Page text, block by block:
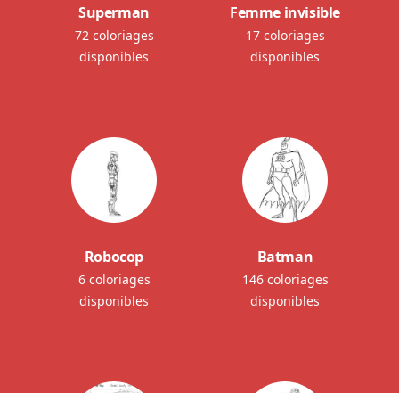
Superman
72 coloriages
disponibles
Femme invisible
17 coloriages
disponibles
Robocop
6 coloriages
disponibles
Batman
146 coloriages
disponibles